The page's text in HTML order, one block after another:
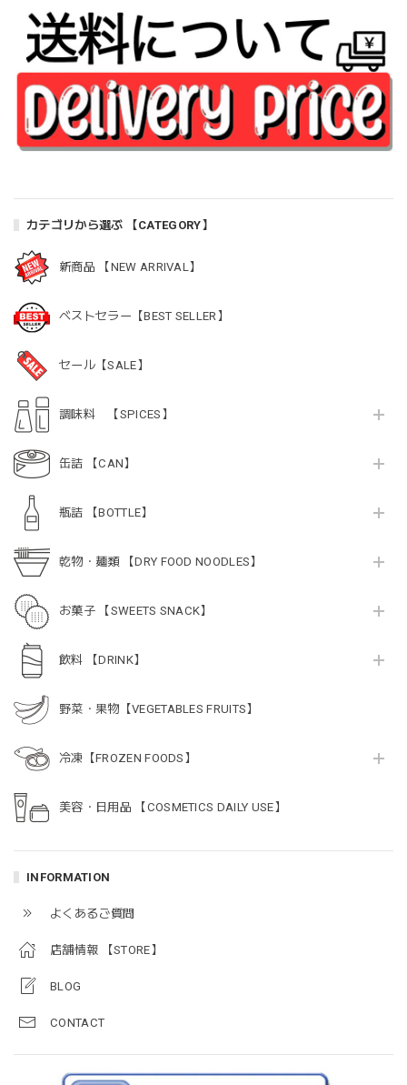
カテゴリから選ぶ 【CATEGORY】
新商品 【NEW ARRIVAL】
ベストセラー【BEST SELLER】
セール【SALE】
調味料 【SPICES】
缶詰 【CAN】
瓶詰 【BOTTLE】
乾物・麺類 【DRY FOOD NOODLES】
お菓子 【SWEETS SNACK】
飲料 【DRINK】
野菜・果物【VEGETABLES FRUITS】
冷凍【FROZEN FOODS】
美容・日用品 【COSMETICS DAILY USE】
INFORMATION
よくあるご質問
店舗情報 【STORE】
BLOG
CONTACT